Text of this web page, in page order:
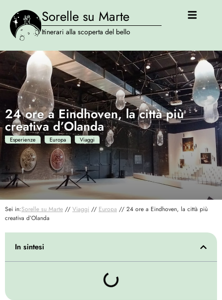
Sorelle su Marte
Itinerari alla scoperta del bello
24 ore a Eindhoven, la città più
creativa d’Olanda
Esperienze Europa Viaggi
Sei in:Sorelle su Marte // Viaggi // Europa // 24 ore a Eindhoven, la città più
creativa d’Olanda
In sintesi